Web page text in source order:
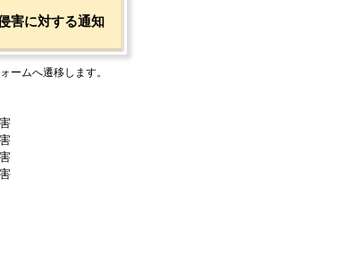
害に対する通知
ームへ遷移します。